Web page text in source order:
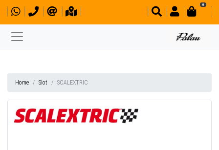
0
Home Slot SCALEXTRIC